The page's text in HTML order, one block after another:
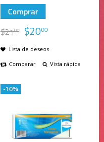
Comprar
$2100 $2000
Lista de deseos
Comparar
Vista rápida
-10%